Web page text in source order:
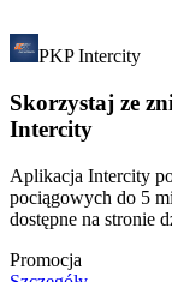
PKP Intercity
Skorzystaj ze
Intercity
Aplikacja Intercity
pociągowych do 5
dostępne na stronie
Promocja